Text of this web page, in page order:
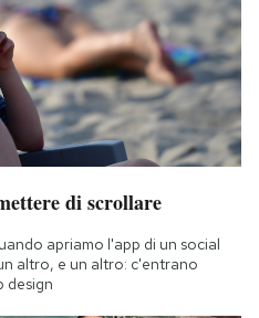
di scrollare
apriamo l'app di un social
altro, e un altro: c'entrano
design